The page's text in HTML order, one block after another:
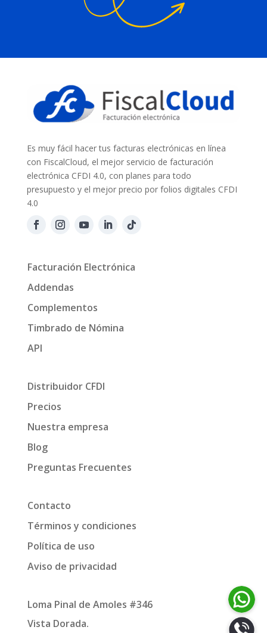
Es muy fácil hacer tus facturas electrónicas en línea
con FiscalCloud, el mejor servicio de facturación
electrónica CFDI 4.0, con planes para todo
presupuesto y el mejor precio por folios digitales CFDI
4.0
Facturación Electrónica
Addendas
Complementos
Timbrado de Nómina
API
Distribuidor CFDI
Precios
Nuestra empresa
Blog
Preguntas Frecuentes
Contacto
Términos y condiciones
Política de uso
Aviso de privacidad
Loma Pinal de Amoles #346
Vista Dorada.